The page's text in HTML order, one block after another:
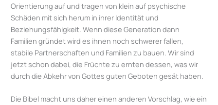
Orientierung auf und tragen von klein auf psychische
Schäden mit sich herum in ihrer Identität und
Beziehungsfähigkeit. Wenn diese Generation dann
Familien gründet wird es ihnen noch schwerer fallen,
stabile Partnerschaften und Familien zu bauen. Wir sind
jetzt schon dabei, die Früchte zu ernten dessen, was wir
durch die Abkehr von Gottes guten Geboten gesät haben.
Die Bibel macht uns daher einen anderen Vorschlag, wie ein